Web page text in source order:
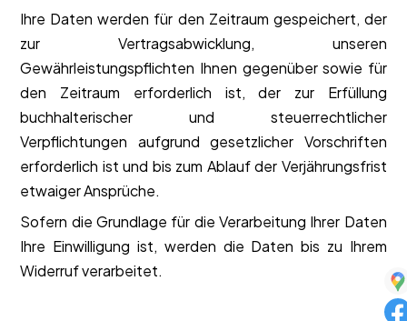
Ihre Daten werden für den Zeitraum gespeichert, der
zur Vertragsabwicklung, unseren
Gewährleistungspflichten Ihnen gegenüber sowie für
den Zeitraum erforderlich ist, der zur Erfüllung
buchhalterischer und steuerrechtlicher
Verpflichtungen aufgrund gesetzlicher Vorschriften
erforderlich ist und bis zum Ablauf der Verjährungsfrist
etwaiger Ansprüche.
Sofern die Grundlage für die Verarbeitung Ihrer Daten
Ihre Einwilligung ist, werden die Daten bis zu Ihrem
Widerruf verarbeitet.